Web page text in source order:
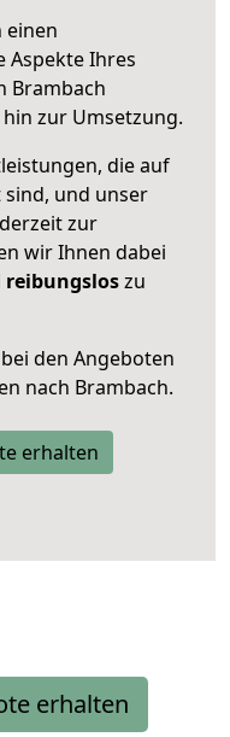
einen
Aspekte Ihres
Brambach
zur Umsetzung.
die auf
und unser
zur
wir Ihnen dabei
zu
bei den Angeboten
nach Brambach.
erhalten
erhalten